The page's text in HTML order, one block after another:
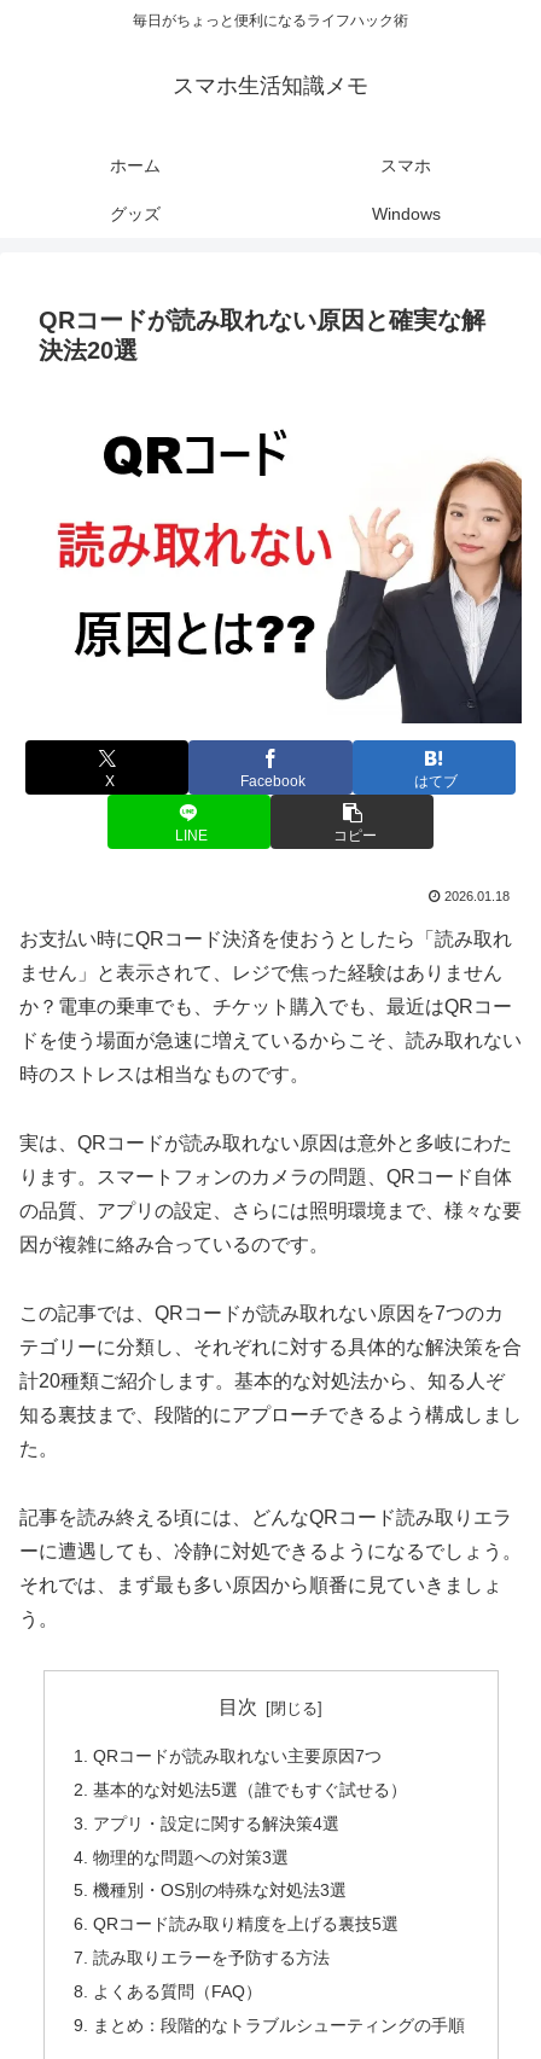
毎日がちょっと便利になるライフハック術
スマホ生活知識メモ
ホーム スマホ
グッズ Windows
QRコードが読み取れない原因と確実な解
決法20選
X Facebook はてブ
LINE コピー
2026.01.18
お支払い時にQRコード決済を使おうとしたら「読み取れ
ません」と表示されて、レジで焦った経験はありません
か？電車の乗車でも、チケット購入でも、最近はQRコー
ドを使う場面が急速に増えているからこそ、読み取れない
時のストレスは相当なものです。
実は、QRコードが読み取れない原因は意外と多岐にわた
ります。スマートフォンのカメラの問題、QRコード自体
の品質、アプリの設定、さらには照明環境まで、様々な要
因が複雑に絡み合っているのです。
この記事では、QRコードが読み取れない原因を7つのカ
テゴリーに分類し、それぞれに対する具体的な解決策を合
計20種類ご紹介します。基本的な対処法から、知る人ぞ
知る裏技まで、段階的にアプローチできるよう構成しまし
た。
記事を読み終える頃には、どんなQRコード読み取りエラ
ーに遭遇しても、冷静に対処できるようになるでしょう。
それでは、まず最も多い原因から順番に見ていきましょ
う。
目次
QRコードが読み取れない主要原因7つ
基本的な対処法5選（誰でもすぐ試せる）
アプリ・設定に関する解決策4選
物理的な問題への対策3選
機種別・OS別の特殊な対処法3選
QRコード読み取り精度を上げる裏技5選
読み取りエラーを予防する方法
よくある質問（FAQ）
まとめ：段階的なトラブルシューティングの手順